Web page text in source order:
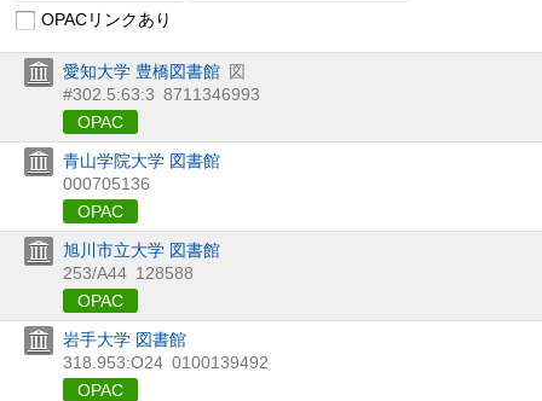
OPACリンクあり
愛知大学 豊橋図書館 図
#302.5:63:3 8711346993
OPAC
青山学院大学 図書館
000705136
OPAC
旭川市立大学 図書館
253/A44 128588
OPAC
岩手大学 図書館
318.953:O24 0100139492
OPAC